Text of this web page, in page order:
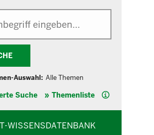
Auswahl: Alle Themen
Suche Themenliste Hilfe
WISSENSDATENBANK